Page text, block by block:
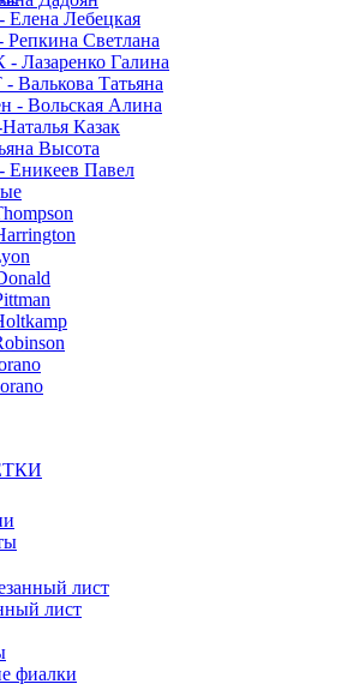
Елена Лебецкая
Репкина Светлана
Лазаренко Галина
Валькова Татьяна
- Вольская Алина
Казак
Высота
Еникеев Павел
лист
лист
фиалки